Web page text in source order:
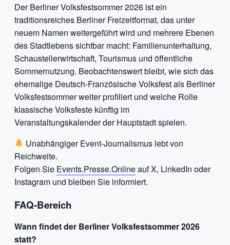
Der Berliner Volksfestsommer 2026 ist ein
traditionsreiches Berliner Freizeitformat, das unter
neuem Namen weitergeführt wird und mehrere Ebenen
des Stadtlebens sichtbar macht: Familienunterhaltung,
Schaustellerwirtschaft, Tourismus und öffentliche
Sommernutzung. Beobachtenswert bleibt, wie sich das
ehemalige Deutsch-Französische Volksfest als Berliner
Volksfestsommer weiter profiliert und welche Rolle
klassische Volksfeste künftig im
Veranstaltungskalender der Hauptstadt spielen.
Unabhängiger Event-Journalismus lebt von
Reichweite.
Folgen Sie Events.Presse.Onlineauf X, LinkedIn oder
Instagram und bleiben Sie informiert.
FAQ-Bereich
Wann findet der Berliner Volksfestsommer 2026
statt?